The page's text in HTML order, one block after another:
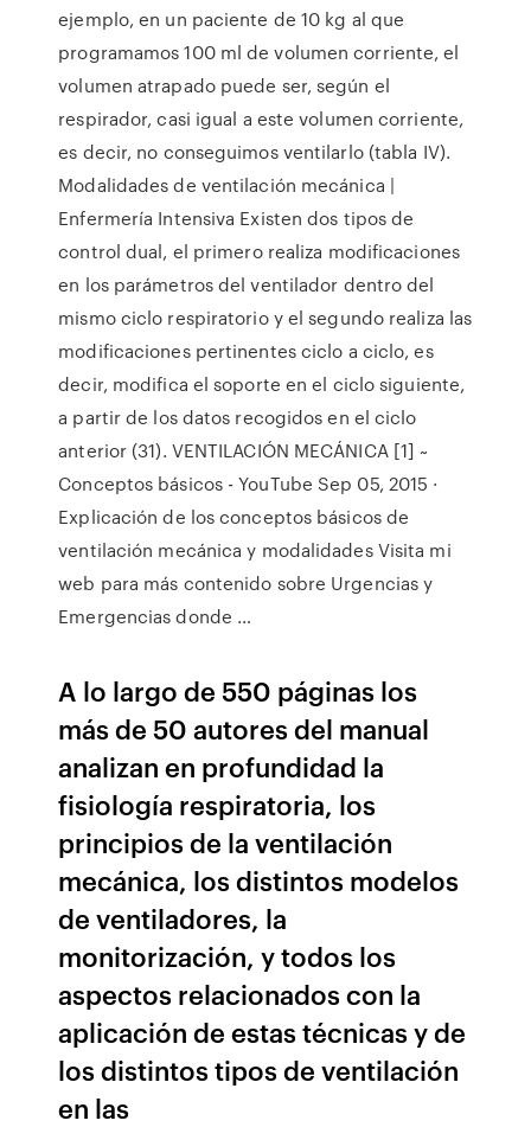
ejemplo, en un paciente de 10 kg al que
programamos 100 ml de volumen corriente, el
volumen atrapado puede ser, según el
respirador, casi igual a este volumen corriente,
es decir, no conseguimos ventilarlo (tabla IV).
Modalidades de ventilación mecánica |
Enfermería Intensiva Existen dos tipos de
control dual, el primero realiza modificaciones
en los parámetros del ventilador dentro del
mismo ciclo respiratorio y el segundo realiza las
modificaciones pertinentes ciclo a ciclo, es
decir, modifica el soporte en el ciclo siguiente,
a partir de los datos recogidos en el ciclo
anterior (31). VENTILACIÓN MECÁNICA [1] ~
Conceptos básicos - YouTube Sep 05, 2015 ·
Explicación de los conceptos básicos de
ventilación mecánica y modalidades Visita mi
web para más contenido sobre Urgencias y
Emergencias donde …
A lo largo de 550 páginas los
más de 50 autores del manual
analizan en profundidad la
fisiología respiratoria, los
principios de la ventilación
mecánica, los distintos modelos
de ventiladores, la
monitorización, y todos los
aspectos relacionados con la
aplicación de estas técnicas y de
los distintos tipos de ventilación
en las